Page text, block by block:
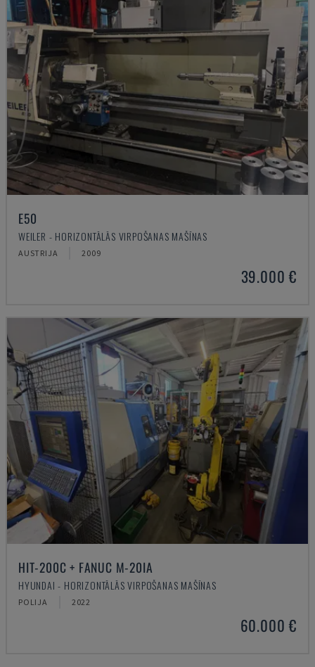
E50
WEILER - HORIZONTĀLĀS VIRPOŠANAS MAŠĪNAS
AUSTRIJA 2009
39.000 €
HIT-200C + FANUC M-20IA
HYUNDAI - HORIZONTĀLĀS VIRPOŠANAS MAŠĪNAS
POLIJA 2022
60.000 €